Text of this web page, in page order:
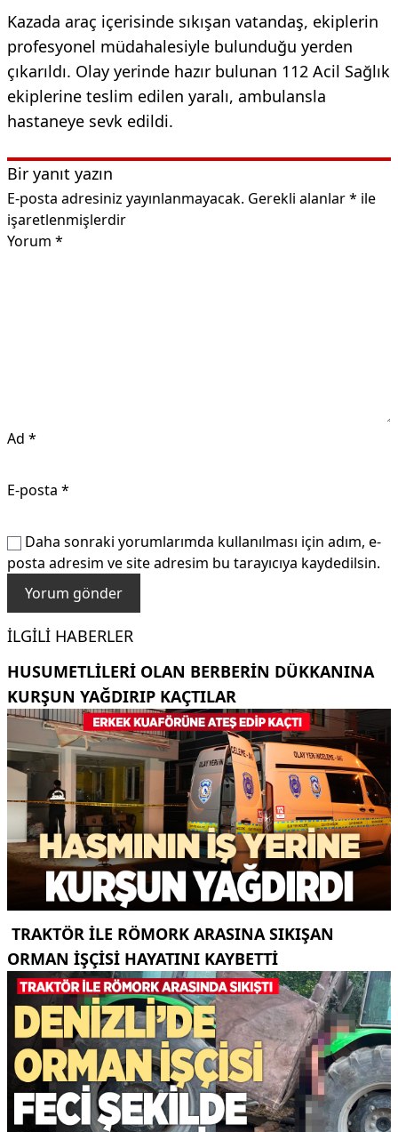
Kazada araç içerisinde sıkışan vatandaş, ekiplerin
profesyonel müdahalesiyle bulunduğu yerden
çıkarıldı. Olay yerinde hazır bulunan 112 Acil Sağlık
ekiplerine teslim edilen yaralı, ambulansla
hastaneye sevk edildi.
Bir yanıt yazın
E-posta adresiniz yayınlanmayacak. Gerekli alanlar* ile
işaretlenmişlerdir
Yorum *
Ad *
E-posta *
Daha sonraki yorumlarımda kullanılması için adım, e-
posta adresim ve site adresim bu tarayıcıya kaydedilsin.
İLGILI HABERLER
HUSUMETLILERI OLAN BERBERIN DÜKKANINA
KURŞUN YAĞDIRIP KAÇTILAR
TRAKTÖR ILE RÖMORK ARASINA SIKIŞAN
ORMAN IŞÇISI HAYATINI KAYBETTI